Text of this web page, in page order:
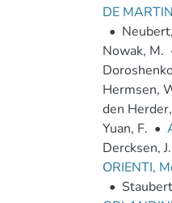
DE
•
Nowak, M.
Hermsen,
den
Yuan, F. •
Dercksen,
ORIENTI,
•